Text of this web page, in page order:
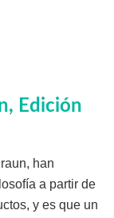
Edición
han
a partir de
y es que un